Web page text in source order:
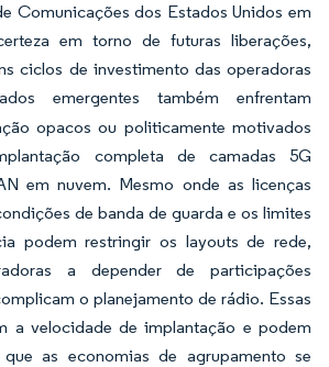
Comunicações dos Estados Unidos em
em torno de futuras liberações,
ciclos de investimento das operadoras
emergentes também enfrentam
opacos ou politicamente motivados
completa de camadas 5G
em nuvem. Mesmo onde as licenças
de banda de guarda e os limites
podem restringir os layouts de rede,
a depender de participações
o planejamento de rádio. Essas
a velocidade de implantação e podem
as economias de agrupamento se